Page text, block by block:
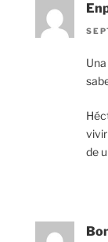
vivir
de